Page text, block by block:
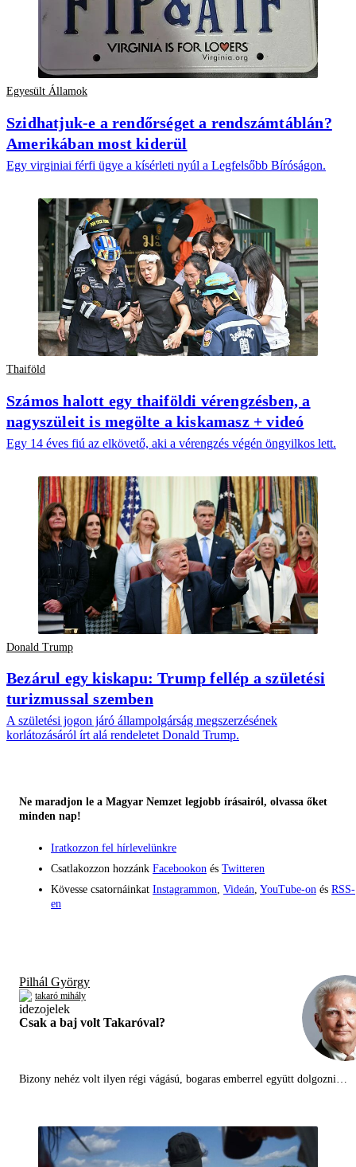
Egyesült Államok
Szidhatjuk-e a rendőrséget a rendszámtáblán?
Amerikában most kiderül
Egy virginiai férfi ügye a kísérleti nyúl a Legfelsőbb Bíróságon.
Thaiföld
Számos halott egy thaiföldi vérengzésben, a
nagyszüleit is megölte a kiskamasz + videó
Egy 14 éves fiú az elkövető, aki a vérengzés végén öngyilkos lett.
Donald Trump
Bezárul egy kiskapu: Trump fellép a születési
turizmussal szemben
A születési jogon járó állampolgárság megszerzésének
korlátozásáról írt alá rendeletet Donald Trump.
Ne maradjon le a Magyar Nemzet legjobb írásairól, olvassa őket
minden nap!
Iratkozzon fel hírlevelünkre
Csatlakozzon hozzánk Facebookon és Twitteren
Kövesse csatornáinkat Instagrammon, Videán, YouTube-on és RSS-
en
Pilhál György
takaró mihály
Csak a baj volt Takaróval?
Bizony nehéz volt ilyen régi vágású, bogaras emberrel együtt dolgozni…